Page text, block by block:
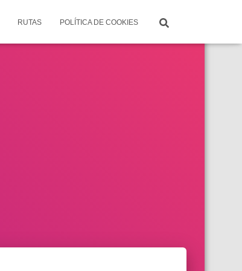
RUTAS POLÍTICA DE COOKIES